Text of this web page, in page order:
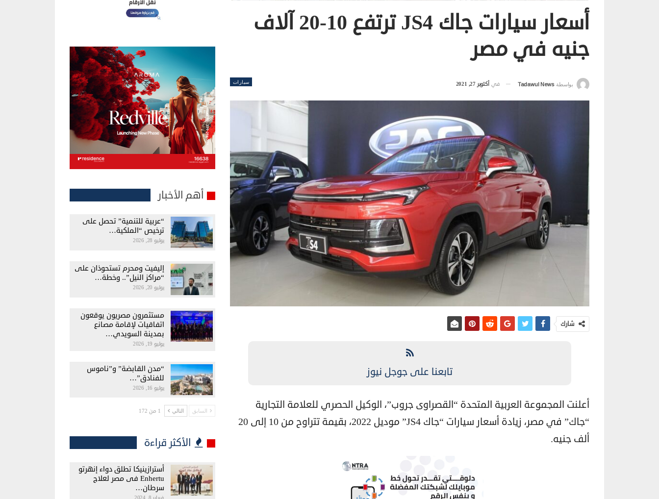
أسعار سيارات جاك JS4 ترتفع 10-20 آلاف
جنيه في مصر
سيارات بواسطة Tadawul News في أكتوبر 27, 2021
شارك
تابعنا على جوجل نيوز
أعلنت المجموعة العربية المتحدة “القصراوى جروب”، الوكيل الحصري للعلامة التجارية
“جاك” في مصر، زيادة أسعار سيارات “جاك JS4” موديل 2022، بقيمة تتراوح من 10 إلى 20
ألف جنيه.
أهم الأخبار
“عربية للتنمية” تحصل على
ترخيص “الملكية…
يوليو 28, 2026
إليفيت ومحرم تستحوذان على
“مراكز النيل”.. وخطة…
يوليو 20, 2026
مستثمرون مصريون يوقعون
اتفاقيات لإقامة مصانع
بمدينة السويدي…
يوليو 19, 2026
“مدن القابضة” و”ناموس
للفنادق”…
يوليو 16, 2026
السابق التالي 1 من 172
الأكثر قراءة
أسترازينيكا تطلق دواء إنهرتو
Enhertu فى مصر لعلاج
سرطان…